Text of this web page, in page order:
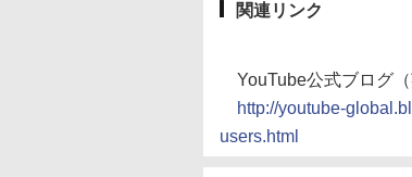
関連リンク
YouTube公式ブログ（
http://youtube-
users.html